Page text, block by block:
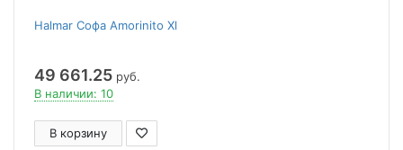
Halmar Софа Amorinito Xl
49 661.25 руб.
В наличии: 10
В корзину